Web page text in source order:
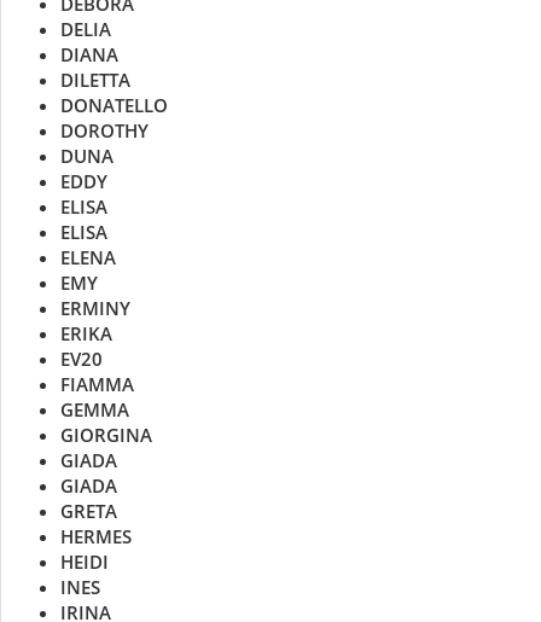
DELIA
DIANA
DILETTA
DONATELLO
DOROTHY
DUNA
EDDY
ELISA
ELISA
ELENA
EMY
ERMINY
ERIKA
EV20
FIAMMA
GEMMA
GIORGINA
GIADA
GIADA
GRETA
HERMES
HEIDI
INES
IRINA